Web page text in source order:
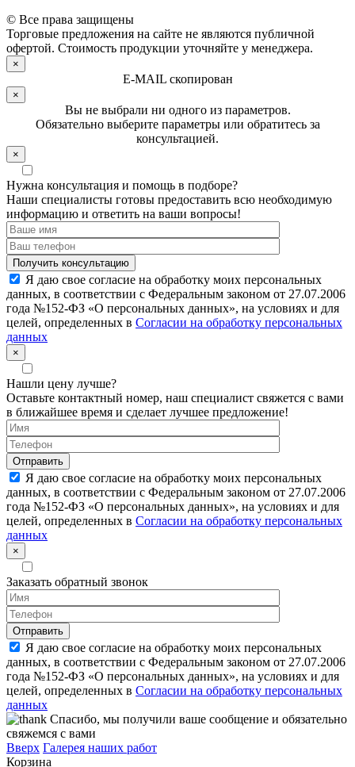
© Все права защищены
Торговые предложения на сайте не являются публичной
офертой. Стоимость продукции уточняйте у менеджера.
×
E-MAIL скопирован
×
Вы не выбрали ни одного из параметров.
Обязательно выберите параметры или обратитесь за
консультацией.
×
Нужна консультация и помощь в подборе?
Наши специалисты готовы предоставить всю необходимую
информацию и ответить на ваши вопросы!
Я даю свое согласие на обработку моих персональных
данных, в соответствии с Федеральным законом от 27.07.2006
года №152-ФЗ «О персональных данных», на условиях и для
целей, определенных в Согласии на обработку персональных
данных
×
Нашли цену лучше?
Оставьте контактный номер, наш специалист свяжется с вами
в ближайшее время и сделает лучшее предложение!
Я даю свое согласие на обработку моих персональных
данных, в соответствии с Федеральным законом от 27.07.2006
года №152-ФЗ «О персональных данных», на условиях и для
целей, определенных в Согласии на обработку персональных
данных
×
Заказать обратный звонок
Я даю свое согласие на обработку моих персональных
данных, в соответствии с Федеральным законом от 27.07.2006
года №152-ФЗ «О персональных данных», на условиях и для
целей, определенных в Согласии на обработку персональных
данных
Спасибо, мы получили ваше сообщение и обязательно
свяжемся с вами
Вверх Галерея наших работ
Корзина